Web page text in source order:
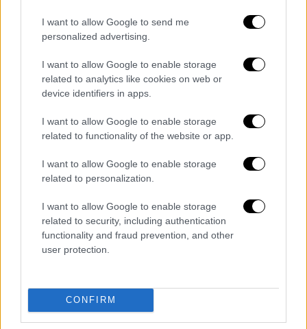
I want to allow Google to send me
personalized advertising.
I want to allow Google to enable storage
related to analytics like cookies on web or
device identifiers in apps.
I want to allow Google to enable storage
related to functionality of the website or app.
I want to allow Google to enable storage
related to personalization.
I want to allow Google to enable storage
related to security, including authentication
functionality and fraud prevention, and other
user protection.
CONFIRM
τους επαγγελματίες και τους επισκέπτες»
υπογράμμισε.
Ο δήμαρχος Αθηναίων παραδέχτηκε ότι το
φαινόμενοAirbnbέχει αλλάξει τον χάρτη της
στόχος δεν είναι οι γειτονιές μόνο με
τουρίστες.
Ο Γιώργος Καμίνης αναφέρθηκε και στο πώς
το Airbnb έχει βοηθήσει τον τουρισμό και
μιλώντας με αριθμούς, είπε οτι το 2017 οι
αφίξεις τουριστών άγγιζαν τα 5
εκατομμύρια, ενώ το 2018 οι αφίξεις άγγιξαν
τα 5,5 εκατομμύρια.
Διαβάστε ακόμη